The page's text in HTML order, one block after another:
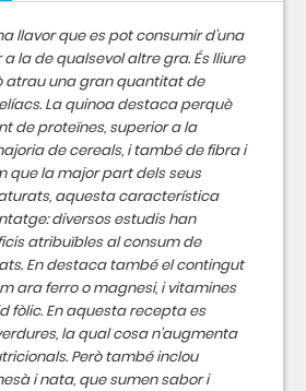
llavor que es pot consumir d'una
la de qualsevol altre gra. És lliure
atrau una gran quantitat de
La quinoa destaca perquè
de proteïnes, superior a la
de cereals, i també de fibra i
que la major part dels seus
aquesta característica
diversos estudis han
atribuïbles al consum de
En destaca també el contingut
ara ferro o magnesi, i vitamines
fòlic. En aquesta recepta es
la qual cosa n’augmenta
Però també inclou
i nata, que sumen sabor i